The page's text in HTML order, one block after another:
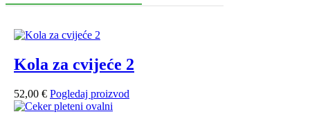
Kola za cvijeće 2
52,00 € Pogledaj proizvod